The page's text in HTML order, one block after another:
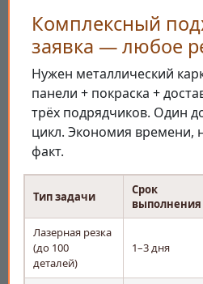
Комплексный
заявка — любое
Нужен металлический
панели + покраска +
трёх подрядчиков. Один
цикл. Экономия времени,
факт.
Тип задачи
Срок
выполнения
Лазерная резка
(до 100
деталей)
1–3 дня